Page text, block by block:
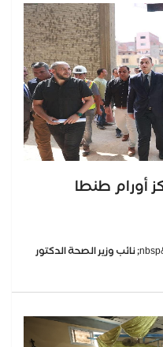
أورام طنطا
&nbsp; استقبل مركز أورام طنطا اليوم&nbsp; نائب وزير الصحة الدكتور